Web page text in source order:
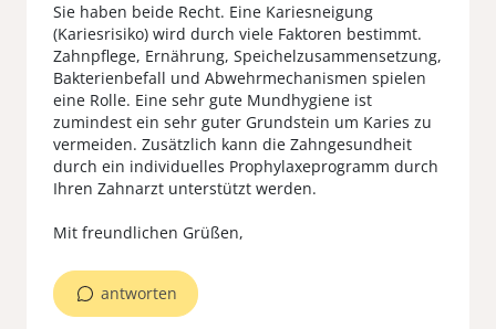
Sie haben beide Recht. Eine Kariesneigung
(Kariesrisiko) wird durch viele Faktoren bestimmt.
Zahnpflege, Ernährung, Speichelzusammensetzung,
Bakterienbefall und Abwehrmechanismen spielen
eine Rolle. Eine sehr gute Mundhygiene ist
zumindest ein sehr guter Grundstein um Karies zu
vermeiden. Zusätzlich kann die Zahngesundheit
durch ein individuelles Prophylaxeprogramm durch
Ihren Zahnarzt unterstützt werden.
Mit freundlichen Grüßen,
antworten